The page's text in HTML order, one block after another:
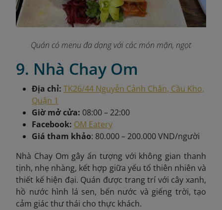
Quán có menu đa dạng với các món mặn, ngọt
9. Nhà Chay Om
Địa chỉ: TK26/44 Nguyễn Cảnh Chân, Cầu Kho,
Quận 1
Giờ mở cửa: 08:00 – 22:00
Facebook: OM Eatery
Giá tham khảo: 80.000 – 200.000 VND/người
Nhà Chay Om gây ấn tượng với không gian thanh
tịnh, nhẹ nhàng, kết hợp giữa yếu tố thiên nhiên và
thiết kế hiện đại. Quán được trang trí với cây xanh,
hồ nước hình lá sen, bến nước và giếng trời, tạo
cảm giác thư thái cho thực khách.